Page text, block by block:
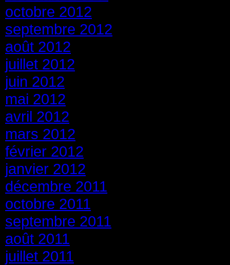
octobre 2012
septembre 2012
août 2012
juillet 2012
juin 2012
mai 2012
avril 2012
mars 2012
février 2012
janvier 2012
décembre 2011
octobre 2011
septembre 2011
août 2011
juillet 2011